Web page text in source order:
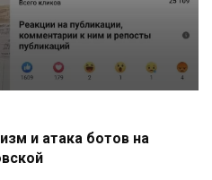
и атака ботов на